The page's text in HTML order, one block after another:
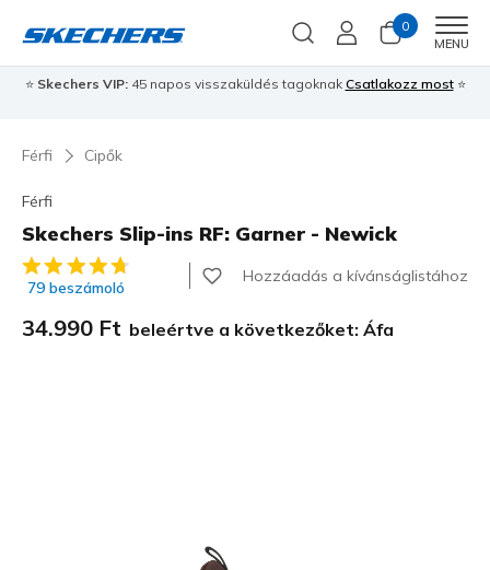
0
MENU
⭐ Skechers VIP:45 napos visszaküldés tagoknak Csatlakozz most⭐
Férfi Cipők
Férfi
Skechers Slip-ins RF: Garner - Newick
5 az 5-ből ügyfélértékelés
79 beszámoló
Hozzáadás a kívánságlistához
34.990 Ft beleértve a következőket: Áfa